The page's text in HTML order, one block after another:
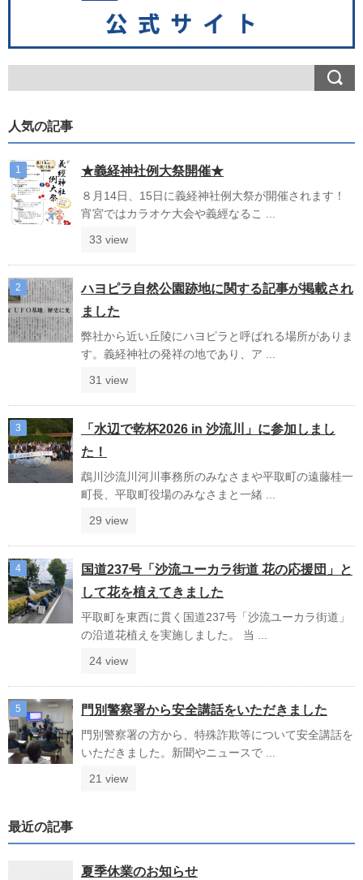
人気の記事
★義経神社例大祭開催★
８月14日、15日に義経神社例大祭が開催されます！
宵宮ではカラオケ大会や義經なるこ ...
33 view
ハヨピラ自然公園跡地に関する記事が掲載され
ました
弊社から近い丘陵にハヨピラと呼ばれる場所がありま
す。義経神社の発祥の地であり、ア ...
31 view
「水辺で乾杯2026 in 沙流川」に参加しまし
た！
鵡川沙流川河川事務所のみなさまや平取町の遠藤桂一
町長、平取町役場のみなさまと一緒 ...
29 view
国道237号「沙流ユーカラ街道 花の応援団」と
して花を植えてきました
平取町を東西に貫く国道237号「沙流ユーカラ街道」
の沿道花植えを実施しました。 当 ...
24 view
門別警察署から安全講話をいただきました
門別警察署の方から、特殊詐欺等について安全講話を
いただきました。新聞やニュースで ...
21 view
最近の記事
夏季休業のお知らせ